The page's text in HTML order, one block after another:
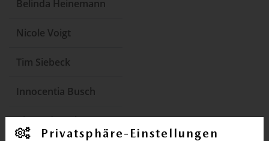
Privatsphäre-Einstellungen
Belinda Heinemann
Nicole Voigt
Tim Siebeck
Innocentia Busch
Alexander Jobs